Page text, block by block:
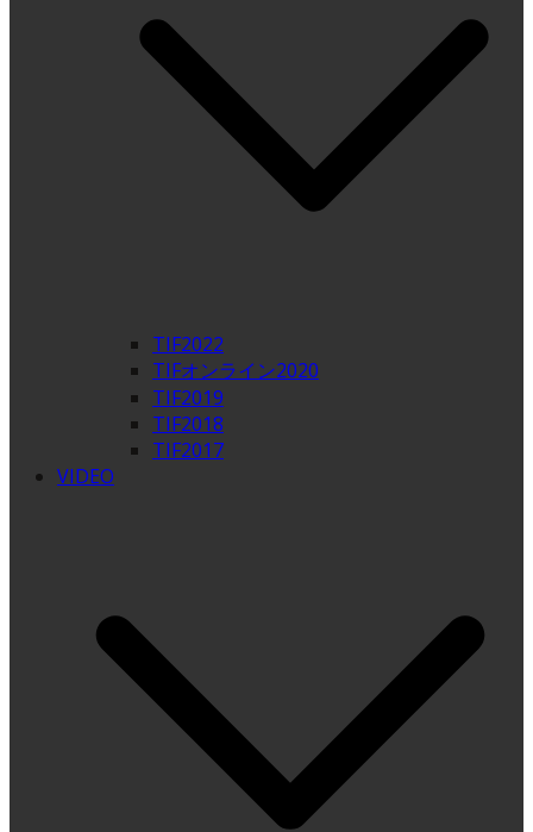
TIF2022
TIFオンライン2020
TIF2019
TIF2018
TIF2017
VIDEO